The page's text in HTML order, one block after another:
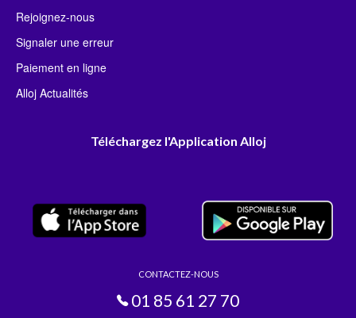
Rejoignez-nous
Signaler une erreur
Paiement en ligne
Alloj Actualités
Téléchargez l'Application Alloj
CONTACTEZ-NOUS
01 85 61 27 70